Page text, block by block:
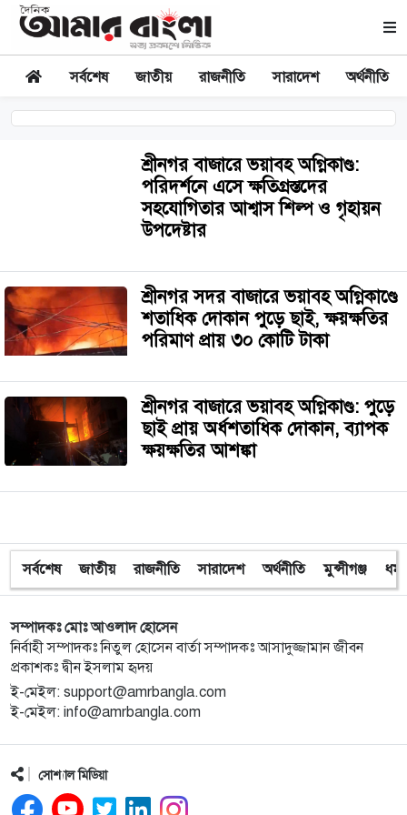
সর্বশেষ জাতীয় রাজনীতি সারাদেশ অর্থনীতি
শ্রীনগর বাজারে ভয়াবহ অগ্নিকাণ্ড:
পরিদর্শনে এসে ক্ষতিগ্রস্তদের
সহযোগিতার আশ্বাস শিল্প ও গৃহায়ন
উপদেষ্টার
শ্রীনগর সদর বাজারে ভয়াবহ অগ্নিকাণ্ডে
শতাধিক দোকান পুড়ে ছাই, ক্ষয়ক্ষতির
পরিমাণ প্রায় ৩০ কোটি টাকা
শ্রীনগর বাজারে ভয়াবহ অগ্নিকাণ্ড: পুড়ে
ছাই প্রায় অর্ধশতাধিক দোকান, ব্যাপক
ক্ষয়ক্ষতির আশঙ্কা
সর্বশেষ জাতীয় রাজনীতি সারাদেশ অর্থনীতি মুন্সীগঞ্জ ধর্ম
সম্পাদকঃ মোঃ আওলাদ হোসেন
নির্বাহী সম্পাদকঃ নিতুল হোসেন বার্তা সম্পাদকঃ আসাদুজ্জামান জীবন
প্রকাশকঃ দ্বীন ইসলাম হৃদয়
ই-মেইল: support@amrbangla.com
ই-মেইল: info@amrbangla.com
সোশ্যাল মিডিয়া